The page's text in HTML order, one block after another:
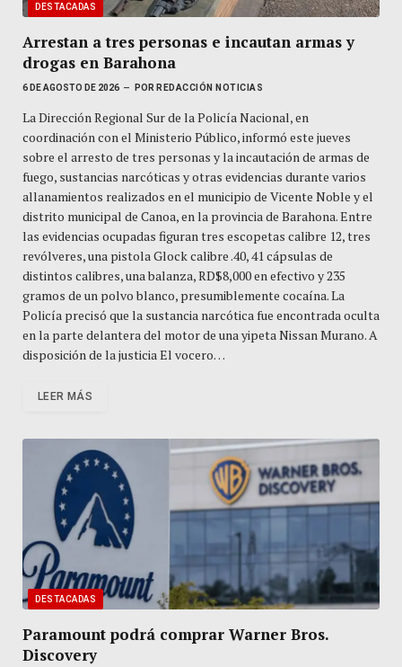
DESTACADAS
Arrestan a tres personas e incautan armas y
drogas en Barahona
6 DE AGOSTO DE 2026 POR REDACCIÓN NOTICIAS
La Dirección Regional Sur de la Policía Nacional, en
coordinación con el Ministerio Público, informó este jueves
sobre el arresto de tres personas y la incautación de armas de
fuego, sustancias narcóticas y otras evidencias durante varios
allanamientos realizados en el municipio de Vicente Noble y el
distrito municipal de Canoa, en la provincia de Barahona. Entre
las evidencias ocupadas figuran tres escopetas calibre 12, tres
revólveres, una pistola Glock calibre .40, 41 cápsulas de
distintos calibres, una balanza, RD$8,000 en efectivo y 235
gramos de un polvo blanco, presumiblemente cocaína. La
Policía precisó que la sustancia narcótica fue encontrada oculta
en la parte delantera del motor de una yipeta Nissan Murano. A
disposición de la justicia El vocero…
LEER MÁS
DESTACADAS
Paramount podrá comprar Warner Bros.
Discovery